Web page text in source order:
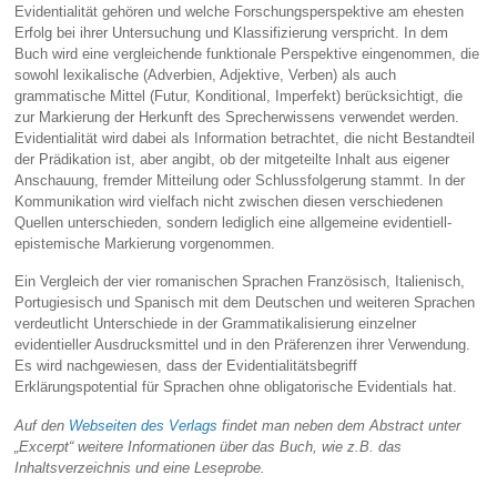
Evidentialität gehören und welche Forschungsperspektive am ehesten
Erfolg bei ihrer Untersuchung und Klassifizierung verspricht. In dem
Buch wird eine vergleichende funktionale Perspektive eingenommen, die
sowohl lexikalische (Adverbien, Adjektive, Verben) als auch
grammatische Mittel (Futur, Konditional, Imperfekt) berücksichtigt, die
zur Markierung der Herkunft des Sprecherwissens verwendet werden.
Evidentialität wird dabei als Information betrachtet, die nicht Bestandteil
der Prädikation ist, aber angibt, ob der mitgeteilte Inhalt aus eigener
Anschauung, fremder Mitteilung oder Schlussfolgerung stammt. In der
Kommunikation wird vielfach nicht zwischen diesen verschiedenen
Quellen unterschieden, sondern lediglich eine allgemeine evidentiell-
epistemische Markierung vorgenommen.
Ein Vergleich der vier romanischen Sprachen Französisch, Italienisch,
Portugiesisch und Spanisch mit dem Deutschen und weiteren Sprachen
verdeutlicht Unterschiede in der Grammatikalisierung einzelner
evidentieller Ausdrucksmittel und in den Präferenzen ihrer Verwendung.
Es wird nachgewiesen, dass der Evidentialitätsbegriff
Erklärungspotential für Sprachen ohne obligatorische Evidentials hat.
Auf den Webseiten des Verlags findet man neben dem Abstract unter
„Excerpt“ weitere Informationen über das Buch, wie z.B. das
Inhaltsverzeichnis und eine Leseprobe.